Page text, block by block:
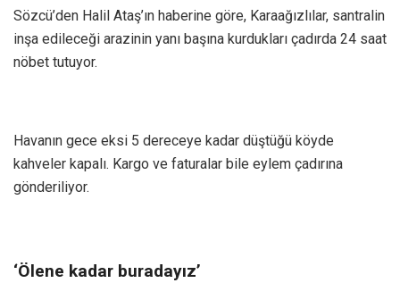
Sözcü’den Halil Ataş’ın haberine göre, Karaağızlılar, santralin
inşa edileceği arazinin yanı başına kurdukları çadırda 24 saat
nöbet tutuyor.
Havanın gece eksi 5 dereceye kadar düştüğü köyde
kahveler kapalı. Kargo ve faturalar bile eylem çadırına
gönderiliyor.
‘Ölene kadar buradayız’